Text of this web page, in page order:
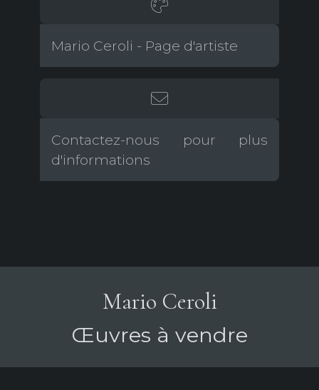
Mario Ceroli - Page d'artiste
Contactez-nous pour plus
d'informations
Mario Ceroli
Œuvres à vendre